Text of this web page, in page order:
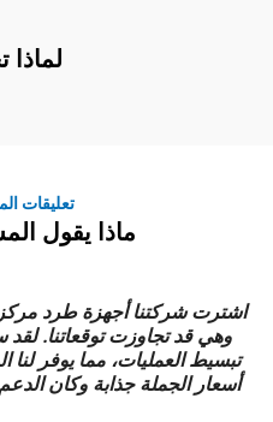
لماذا
تعليقات
ماذا يقول
اشترت شركتنا أجهزة طرد
وهي قد تجاوزت توقعاتنا. لقد
تبسيط العمليات، مما يوفر لنا
أسعار الجملة جذابة وكان